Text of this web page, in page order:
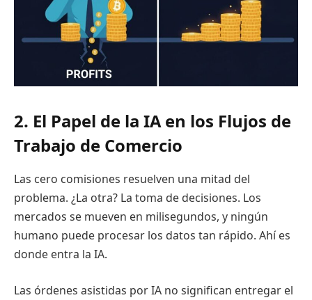
2. El Papel de la IA en los Flujos de
Trabajo de Comercio
Las cero comisiones resuelven una mitad del
problema. ¿La otra? La toma de decisiones. Los
mercados se mueven en milisegundos, y ningún
humano puede procesar los datos tan rápido. Ahí es
donde entra la IA.
Las órdenes asistidas por IA no significan entregar el